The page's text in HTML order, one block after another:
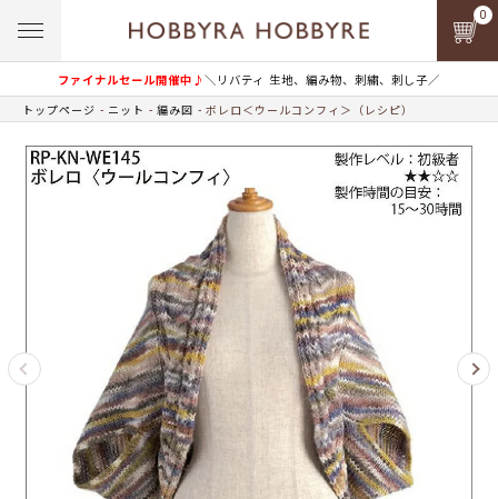
ファイナルセール開催中♪＼リバティ 生地、編み物、刺繍、刺し子／
0
トップページ ニット 編み図 ボレロ＜ウールコンフィ＞（レシピ）